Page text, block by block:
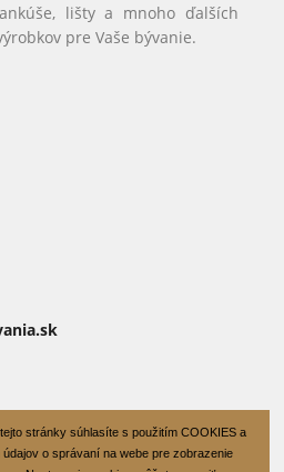
stránky súhlasíte s použitím COOKIES a
o správaní na webe pre zobrazenie
lišty a mnoho ďalších
pre Vaše bývanie.